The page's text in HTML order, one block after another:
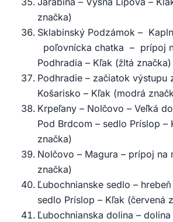
značka)
Sklabinský Podzámok –
poľovnícka chatka – prípoj
Podhradia – Kľak (žltá značka)
Podhradie – začiatok výstupu
Košarisko – Kľak (modrá
Krpeľany – Nolčovo – Veľká
Pod Brdcom – sedlo Príslop –
značka)
Nolčovo – Magura – prípoj na
značka)
Ľubochnianske sedlo –
sedlo Príslop – Kľak (červená
Ľubochnianska dolina –